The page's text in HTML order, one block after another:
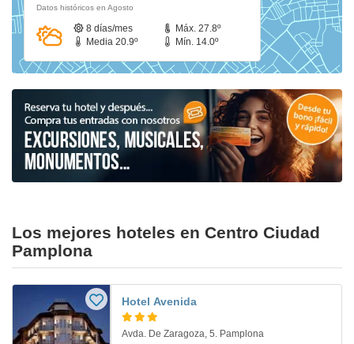
Datos históricos en Agosto
8 días/mes
Máx. 27.8º
Media 20.9º
Mín. 14.0º
Los mejores hoteles en Centro Ciudad
Pamplona
Hotel Avenida
Avda. De Zaragoza, 5. Pamplona